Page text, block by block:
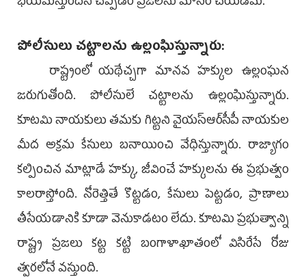
పోలీసులు చట్టాలను ఉల్లంఘిస్తున్నారు:
రాష్ట్రంలో యథేచ్చగా మానవ హక్కుల ఉల్లంఘన
జరుగుతోంది. పోలీసులే చట్టాలను ఉల్లంఘిస్తున్నారు.
కూటమి నాయకులు తమకు గిట్టని వైయ‌స్ఆర్‌సీపీ నాయకుల
మీద అక్రమ కేసులు బనాయించి వేధిస్తున్నారు. రాజ్యాగం
కల్పించిన మాట్లాడే హక్కు, జీవించే హక్కులను ఈ ప్రభుత్వం
కాలరాస్తోంది. నోరెత్తితే కొట్టడం, కేసులు పెట్టడం, ప్రాణాలు
తీసేయడానికి కూడా వెనుకాడటం లేదు. కూటమి ప్రభుత్వాన్ని
రాష్ట్ర ప్రజలు కట్ట కట్టి బంగాళాఖాతంలో విసిరేసే రోజు
త్వరలోనే వస్తుంది.